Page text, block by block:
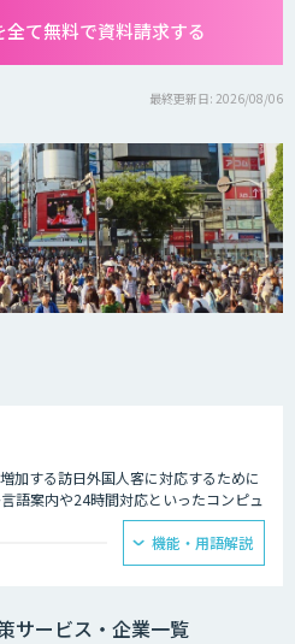
て無料で資料請求する
最終更新日: 2026/08/06
加する訪日外国人客に対応するために
語案内や24時間対応といったコンピュ
を観光業界に役立てている事例があり
味方となることでしょう。
機能・用語解説
サービス・企業一覧